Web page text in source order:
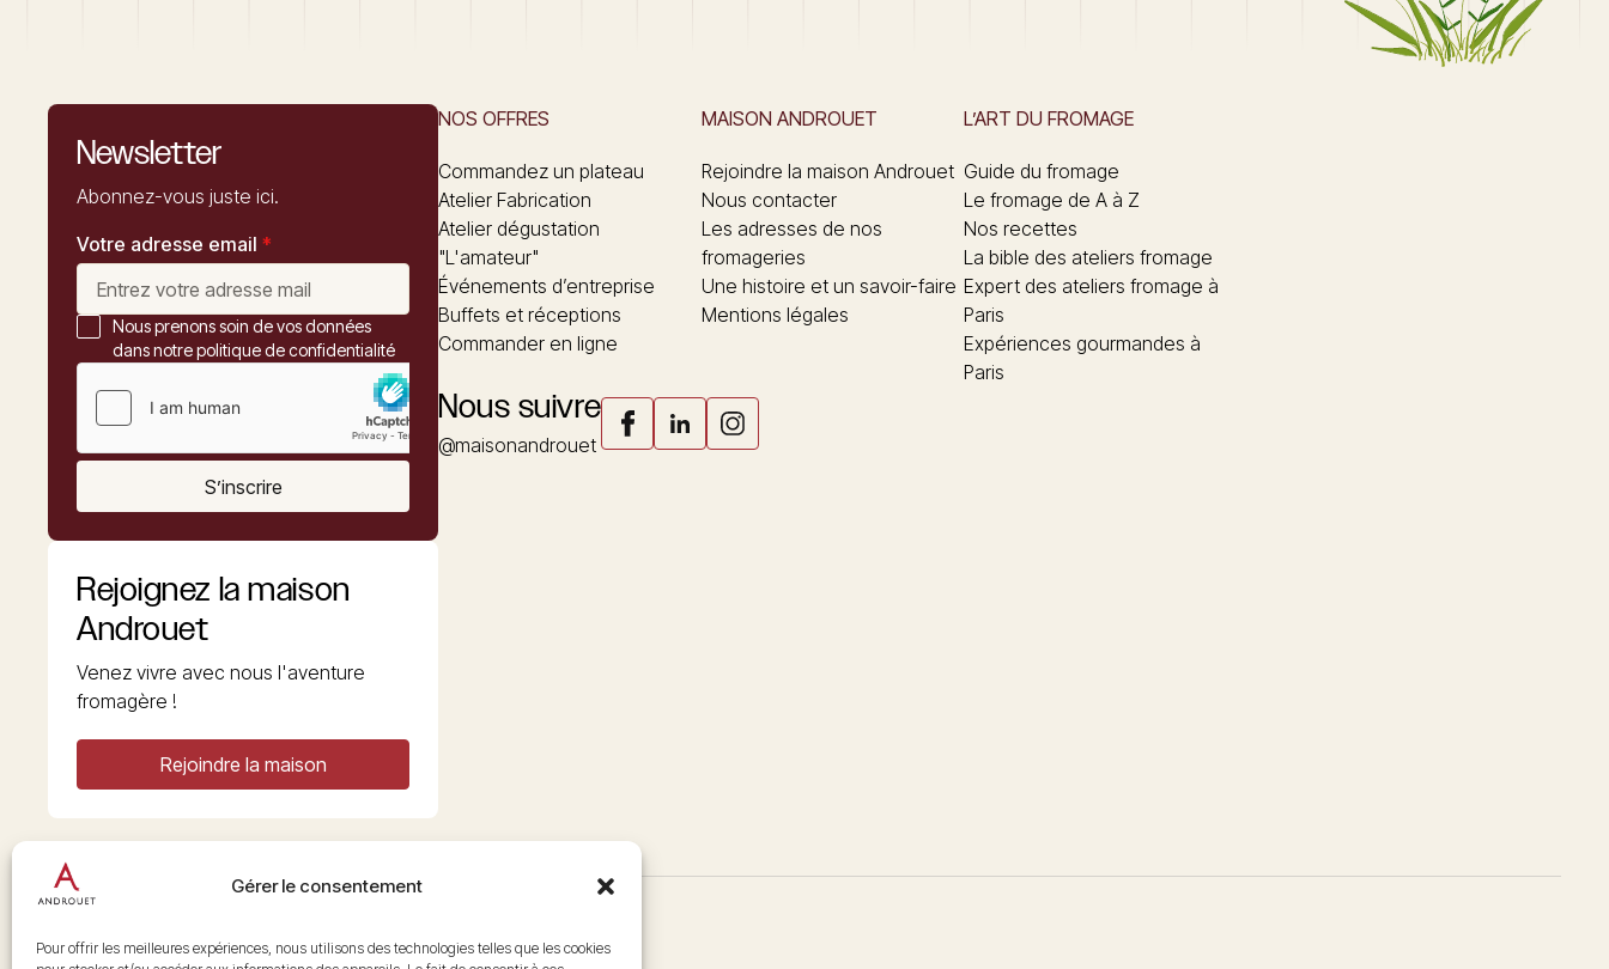
Gérer le consentement
Pour offrir les meilleures expériences, nous utilisons des technologies telles que les cookies
Newsletter
Abonnez-vous juste ici.
Votre adresse email *
Nous prenons soin de vos données
dans notre politique de confidentialité
S’inscrire
Rejoignez la maison
Androuet
Venez vivre avec nous l'aventure
fromagère !
Rejoindre la maison
NOS OFFRES
Commandez un plateau
Atelier Fabrication
Atelier dégustation
"L'amateur"
Événements d’entreprise
Buffets et réceptions
Commander en ligne
MAISON ANDROUET
Rejoindre la maison Androuet
Nous contacter
Les adresses de nos
fromageries
Une histoire et un savoir-faire
Mentions légales
L’ART DU FROMAGE
Guide du fromage
Le fromage de A à Z
Nos recettes
La bible des ateliers fromage
Expert des ateliers fromage à
Paris
Expériences gourmandes à
Paris
Nous suivre
@maisonandrouet